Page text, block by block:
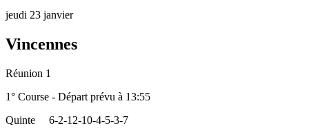
jeudi 23 janvier
Vincennes
Réunion 1
1° Course - Départ prévu à 13:55
Quinte
6-2-12-10-4-5-3-7